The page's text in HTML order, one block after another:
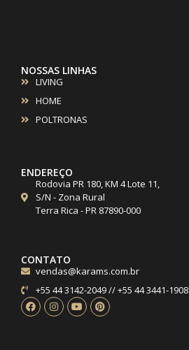
NOSSAS LINHAS
LIVING
HOME
POLTRONAS
ENDEREÇO
Rodovia PR 180, KM 4 Lote 11,
S/N - Zona Rural
Terra Rica - PR 87890-000
CONTATO
vendas@karams.com.br
+55 44 3142-2049 // +55 44 3441-1908